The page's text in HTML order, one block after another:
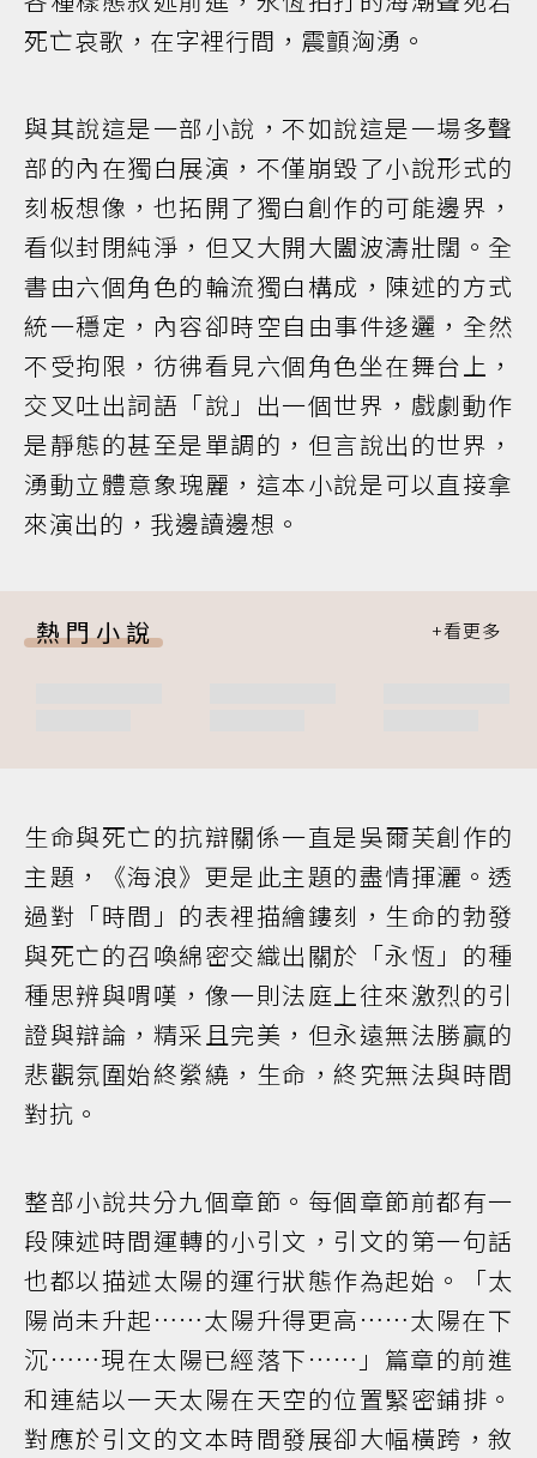
死亡哀歌，在字裡行間，震顫洶湧。
與其說這是一部小說，不如說這是一場多聲
部的內在獨白展演，不僅崩毀了小說形式的
刻板想像，也拓開了獨白創作的可能邊界，
看似封閉純淨，但又大開大闔波濤壯闊。全
書由六個角色的輪流獨白構成，陳述的方式
統一穩定，內容卻時空自由事件迻邐，全然
不受拘限，彷彿看見六個角色坐在舞台上，
交叉吐出詞語「說」出一個世界，戲劇動作
是靜態的甚至是單調的，但言說出的世界，
湧動立體意象瑰麗，這本小說是可以直接拿
來演出的，我邊讀邊想。
熱門小說
生命與死亡的抗辯關係一直是吳爾芙創作的
主題，《海浪》更是此主題的盡情揮灑。透
過對「時間」的表裡描繪鏤刻，生命的勃發
與死亡的召喚綿密交織出關於「永恆」的種
種思辨與喟嘆，像一則法庭上往來激烈的引
證與辯論，精采且完美，但永遠無法勝贏的
悲觀氛圍始終縈繞，生命，終究無法與時間
對抗。
整部小說共分九個章節。每個章節前都有一
段陳述時間運轉的小引文，引文的第一句話
也都以描述太陽的運行狀態作為起始。「太
陽尚未升起……太陽升得更高……太陽在下
沉……現在太陽已經落下……」篇章的前進
和連結以一天太陽在天空的位置緊密鋪排。
對應於引文的文本時間發展卻大幅橫跨，敘